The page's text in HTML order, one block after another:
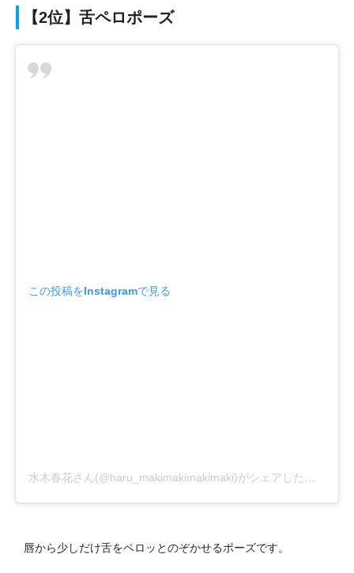
【2位】舌ペロポーズ
この投稿をInstagramで見る
唇から少しだけ舌をペロッとのぞかせるポーズです。